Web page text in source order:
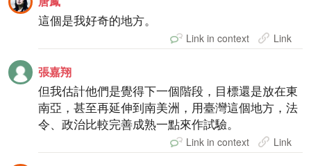
這個是我好奇的地方。
Link in context Link
張嘉翔
但我估計他們是覺得下一個階段，目標還是放在東
南亞，甚至再延伸到南美洲，用臺灣這個地方，法
令、政治比較完善成熟一點來作試驗。
Link in context Link